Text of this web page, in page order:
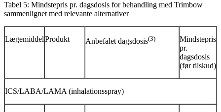
Tabel 5: Mindstepris pr. dagsdosis for behandling med Trimbow
sammenlignet med relevante alternativer
LægemiddelProdukt Anbefalet dagsdosis(3)
Mindstepris
pr.
dagsdosis
(før tilskud)
ICS/LABA/LAMA (inhalationsspray)